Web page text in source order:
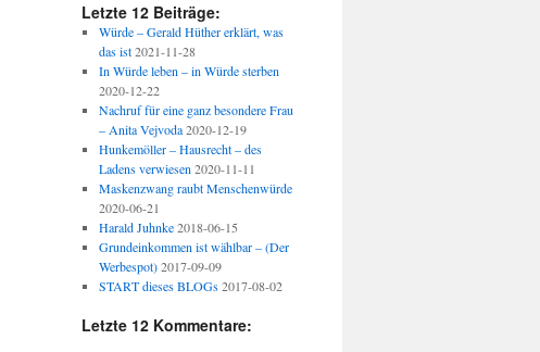
Letzte 12 Beiträge:
Würde – Gerald Hüther erklärt, was
das ist 2021-11-28
In Würde leben – in Würde sterben
2020-12-22
Nachruf für eine ganz besondere Frau
– Anita Vejvoda 2020-12-19
Hunkemöller – Hausrecht – des
Ladens verwiesen 2020-11-11
Maskenzwang raubt Menschenwürde
2020-06-21
Harald Juhnke 2018-06-15
Grundeinkommen ist wählbar – (Der
Werbespot) 2017-09-09
START dieses BLOGs 2017-08-02
Letzte 12 Kommentare: